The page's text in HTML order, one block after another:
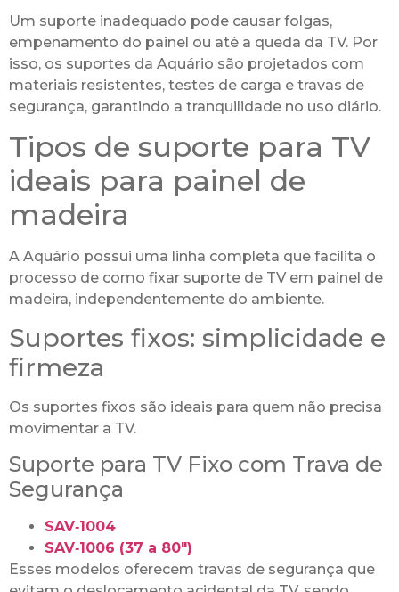
Um suporte inadequado pode causar folgas,
empenamento do painel ou até a queda da TV. Por
isso, os suportes da Aquário são projetados com
materiais resistentes, testes de carga e travas de
segurança, garantindo a tranquilidade no uso diário.
Tipos de suporte para TV
ideais para painel de
madeira
A Aquário possui uma linha completa que facilita o
processo de como fixar suporte de TV em painel de
madeira, independentemente do ambiente.
Suportes fixos: simplicidade e
firmeza
Os suportes fixos são ideais para quem não precisa
movimentar a TV.
Suporte para TV Fixo com Trava de
Segurança
SAV‑1004
SAV‑1006 (37 a 80″)
Esses modelos oferecem travas de segurança que